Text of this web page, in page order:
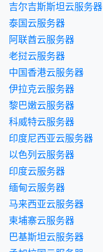
吉尔吉斯斯坦云服务器
泰国云服务器
阿联酋云服务器
老挝云服务器
中国香港云服务器
伊拉克云服务器
黎巴嫩云服务器
科威特云服务器
印度尼西亚云服务器
以色列云服务器
印度云服务器
缅甸云服务器
马来西亚云服务器
柬埔寨云服务器
巴基斯坦云服务器